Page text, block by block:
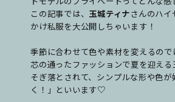
この記事では、 玉城ティナさんのハ
かけ私服を大公開しちゃいます！
季節に合わせて色や素材を変えるの
芯の通ったファッションで夏を迎え
そぎ落とされて、シンプルな形や色が
く！」といいます♡